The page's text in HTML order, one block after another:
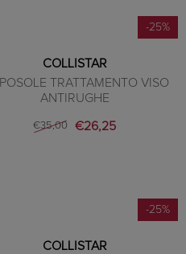
-25%
COLLISTAR
TRATTAMENTO VISO
ANTIRUGHE
€35,00 €26,25
-25%
COLLISTAR